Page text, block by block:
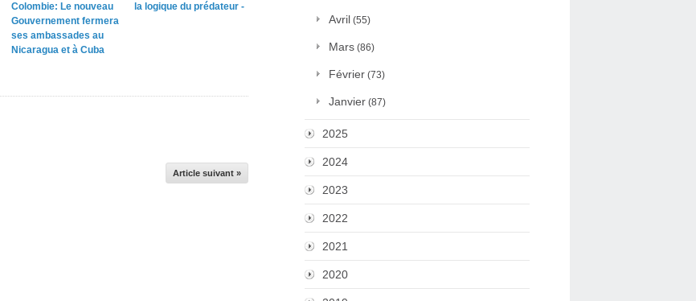
Colombie: Le nouveau
Gouvernement fermera
ses ambassades au
Nicaragua et à Cuba
la logique du prédateur -
Article suivant »
Avril (55)
Mars (86)
Février (73)
Janvier (87)
2025
2024
2023
2022
2021
2020